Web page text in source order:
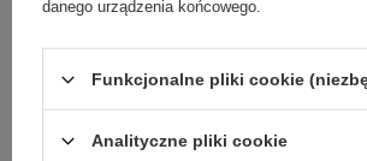
ZOBACZ WSZYSTKIE
danego urządzenia końcowego.
Funkcjonalne pliki cookie
Analityczne pliki cookie